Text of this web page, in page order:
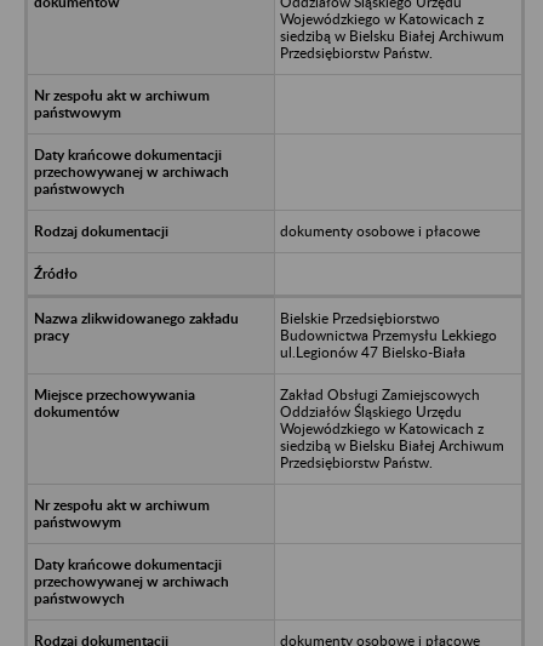
Wojewódzkiego w Katowicach z
siedzibą w Bielsku Białej Archiwum
Przedsiębiorstw Państw.
dokumenty osobowe i płacowe
Bielskie Przedsiębiorstwo
Budownictwa Przemysłu Lekkiego
ul.Legionów 47 Bielsko-Biała
Zakład Obsługi Zamiejscowych
Oddziałów Śląskiego Urzędu
Wojewódzkiego w Katowicach z
siedzibą w Bielsku Białej Archiwum
Przedsiębiorstw Państw.
dokumenty osobowe i płacowe